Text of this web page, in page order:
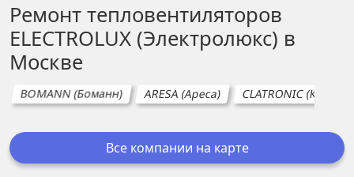
Ремонт тепловентиляторов
ELECTROLUX (Электролюкс) в
Москве
BOMANN (Боманн) ARESA (Ареса) CLATRONIC
Все компании на карте